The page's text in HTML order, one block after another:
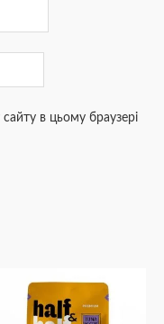
в цьому браузері